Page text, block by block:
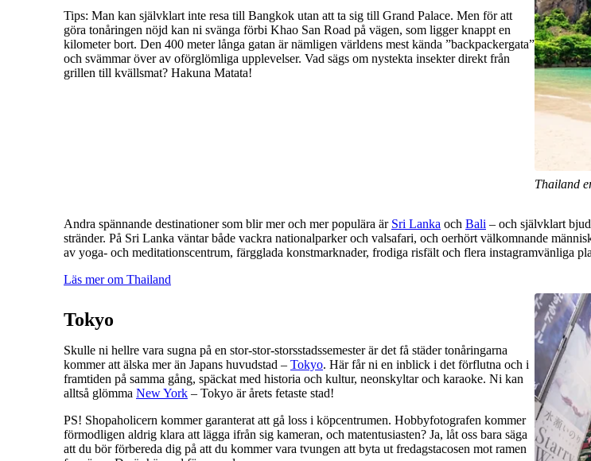
Tips: Man kan självklart inte resa till Bangkok utan att ta sig till Grand Palace. Men för att
göra tonåringen nöjd kan ni svänga förbi Khao San Road på vägen, som ligger knappt en
kilometer bort. Den 400 meter långa gatan är nämligen världens mest kända ”backpackergata”
och svämmar över av oförglömliga upplevelser. Vad sägs om nystekta insekter direkt från
grillen till kvällsmat? Hakuna Matata!
Thailand
Andra spännande destinationer som blir mer och mer populära är Sri Lanka och Bali – och självklart
stränder. På Sri Lanka väntar både vackra nationalparker och valsafari, och oerhört välkomnande
av yoga- och meditationscentrum, färgglada konstmarknader, frodiga risfält och flera instagramvänliga
Läs mer om Thailand
Tokyo
Skulle ni hellre vara sugna på en stor-stor-storsstadssemester är det få städer tonåringarna
kommer att älska mer än Japans huvudstad – Tokyo. Här får ni en inblick i det förflutna och i
framtiden på samma gång, späckat med historia och kultur, neonskyltar och karaoke. Ni kan
alltså glömma New York – Tokyo är årets fetaste stad!
PS! Shopaholicern kommer garanterat att gå loss i köpcentrumen. Hobbyfotografen kommer
förmodligen aldrig klara att lägga ifrån sig kameran, och matentusiasten? Ja, låt oss bara säga
att du bör förbereda dig på att du kommer vara tvungen att byta ut fredagstacosen mot ramen